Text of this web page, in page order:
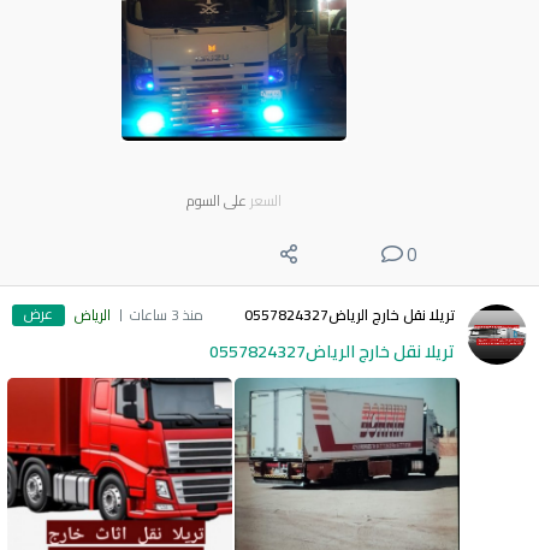
السعر على السوم
0
تريلا نقل خارج الرياض0557824327 منذ 3 ساعات الرياض عرض
تريلا نقل خارج الرياض0557824327